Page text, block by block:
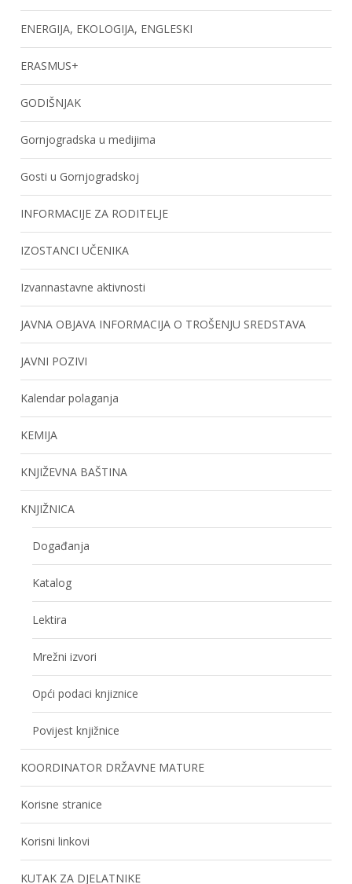
ENERGIJA, EKOLOGIJA, ENGLESKI
ERASMUS+
GODIŠNJAK
Gornjogradska u medijima
Gosti u Gornjogradskoj
INFORMACIJE ZA RODITELJE
IZOSTANCI UČENIKA
Izvannastavne aktivnosti
JAVNA OBJAVA INFORMACIJA O TROŠENJU SREDSTAVA
JAVNI POZIVI
Kalendar polaganja
KEMIJA
KNJIŽEVNA BAŠTINA
KNJIŽNICA
Događanja
Katalog
Lektira
Mrežni izvori
Opći podaci knjiznice
Povijest knjižnice
KOORDINATOR DRŽAVNE MATURE
Korisne stranice
Korisni linkovi
KUTAK ZA DJELATNIKE